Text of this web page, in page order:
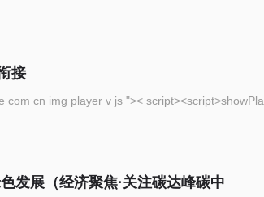
接
"http: tv people com cn img player v js "><
发展（经济聚焦·关注碳达峰碳中